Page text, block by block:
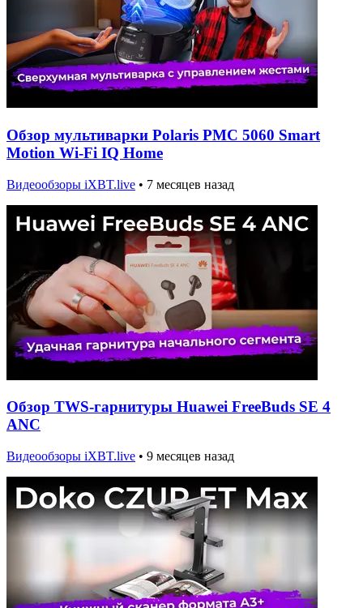
Обзор мультиварки Polaris PMC 5060 Smart
Motion Wi-Fi IQ Home
Видеообзоры iXBT.live • 7 месяцев назад
Обзор TWS-гарнитуры Huawei FreeBuds SE 4
ANC
Видеообзоры iXBT.live • 9 месяцев назад